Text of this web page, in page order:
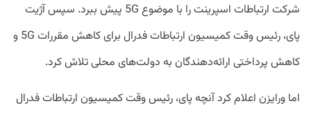
شرکت ارتباطات اسپرینت را با موضوع 5G پیش ببرد. سپس آژیت
پای، رئیس وقت کمیسیون ارتباطات فدرال برای کاهش مقررات 5G و
کاهش پرداختی ارائه‌دهندگان به دولت‌های محلی تلاش کرد.
اما ورایزن اعلام کرد آنچه پای، رئیس وقت کمیسیون ارتباطات فدرال